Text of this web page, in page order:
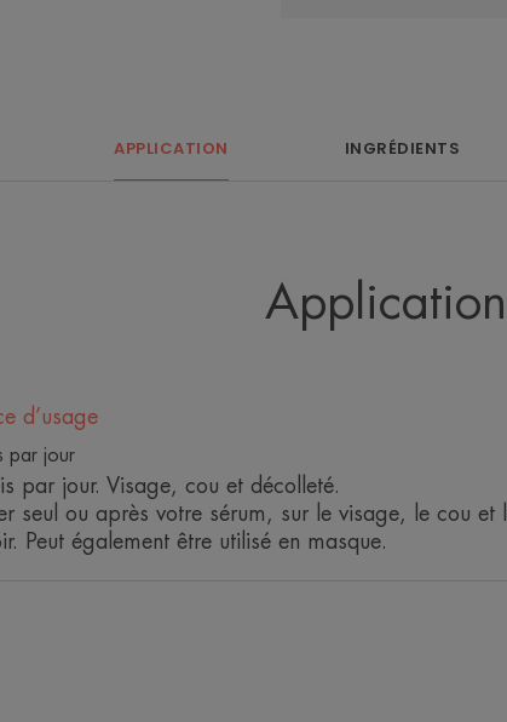
Senteur du contenu
Floral et délicat
APPLICATION INGRÉDIENTS
Application
d’usage
par jour
par jour. Visage, cou et décolleté.
seul ou après votre sérum, sur le visage, le cou et
Peut également être utilisé en masque.